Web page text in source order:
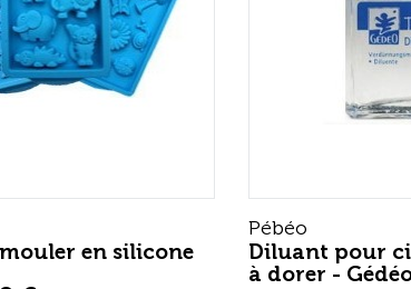
en silicone
Pébéo
Diluant pour
à dorer -